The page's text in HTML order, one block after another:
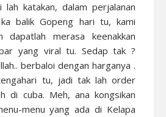
lah katakan, dalam perjalanan
balik Gopeng hari tu, kami
dapatlah merasa keenakkan
yang viral tu. Sedap tak ?
berbaloi dengan harganya .
tu, jadi tak lah order
di cuba. Meh, ana kongsikan
menu yang ada di Kelapa